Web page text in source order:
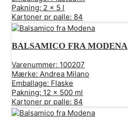
Pakning: 2 x 5 l
Kartoner pr palle: 84
BALSAMICO FRA MODENA
Varenummer: 100207
Mærke: Andrea Milano
Emballage: Flaske
Pakning: 12 x 500 ml
Kartoner pr palle: 84